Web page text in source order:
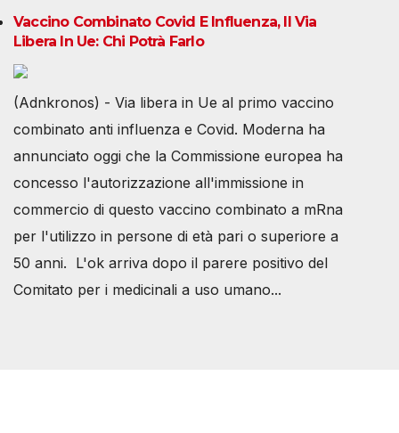
Vaccino Combinato Covid E Influenza, Il Via
Libera In Ue: Chi Potrà Farlo
(Adnkronos) - Via libera in Ue al primo vaccino
combinato anti influenza e Covid. Moderna ha
annunciato oggi che la Commissione europea ha
concesso l'autorizzazione all'immissione in
commercio di questo vaccino combinato a mRna
per l'utilizzo in persone di età pari o superiore a
50 anni. L'ok arriva dopo il parere positivo del
Comitato per i medicinali a uso umano...